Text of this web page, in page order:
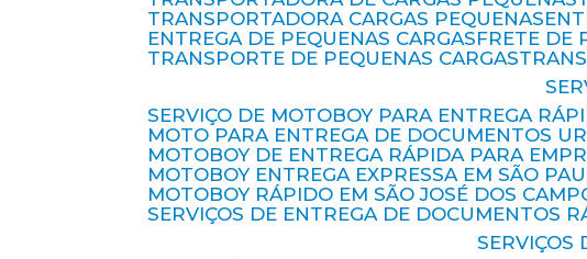
TRANSPORTADORA CARGAS PEQUENAS
ENTREGA DE PEQUENAS CARGAS
FRETE
TRANSPORTE DE PEQUENAS CARGAS
SERVIÇO DE MOTOBOY PARA ENTREGA
MOTO PARA ENTREGA DE DOCUMENTOS
MOTOBOY DE ENTREGA RÁPIDA PARA
MOTOBOY ENTREGA EXPRESSA EM SÃO
MOTOBOY RÁPIDO EM SÃO JOSÉ DOS
SERVIÇOS DE ENTREGA DE DOCUMENTOS